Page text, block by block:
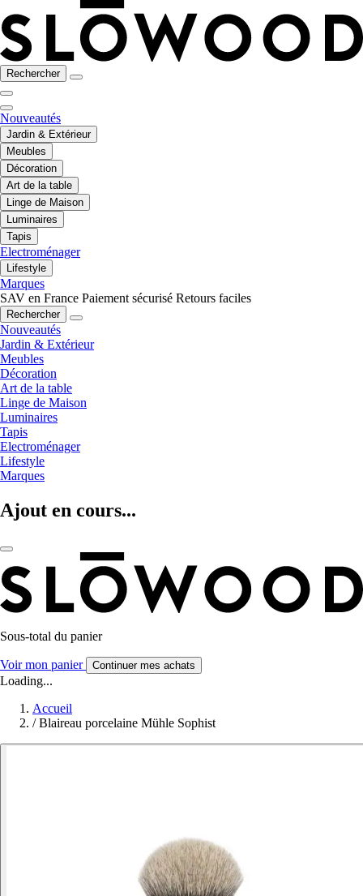
Rechercher
Nouveautés
Jardin & Extérieur
Meubles
Décoration
Art de la table
Linge de Maison
Luminaires
Tapis
Electroménager
Lifestyle
Marques
SAV en France Paiement sécurisé Retours faciles
Rechercher
Nouveautés
Jardin & Extérieur
Meubles
Décoration
Art de la table
Linge de Maison
Luminaires
Tapis
Electroménager
Lifestyle
Marques
Ajout en cours...
Sous-total du panier
Voir mon panier Continuer mes achats
Loading...
Accueil
/ Blaireau porcelaine Mühle Sophist